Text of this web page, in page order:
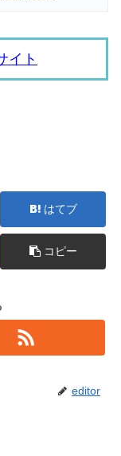
イト
はてブ
コピー
editor